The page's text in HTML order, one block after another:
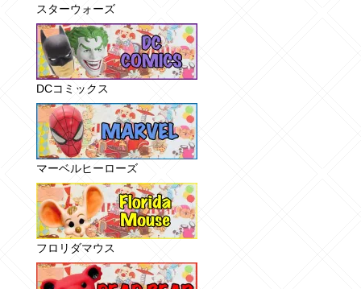
スターウォーズ
DCコミックス
マーベルヒーローズ
フロリダマウス